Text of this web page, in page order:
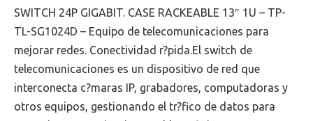
SWITCH 24P GIGABIT. CASE RACKEABLE 13″ 1U – TP-
TL-SG1024D – Equipo de telecomunicaciones para
mejorar redes. Conectividad r?pida.El switch de
telecomunicaciones es un dispositivo de red que
interconecta c?maras IP, grabadores, computadoras y
otros equipos, gestionando el tr?fico de datos para